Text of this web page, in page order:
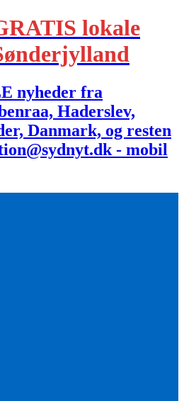
lokale
nyheder fra
Haderslev,
Danmark, og resten
- mobil